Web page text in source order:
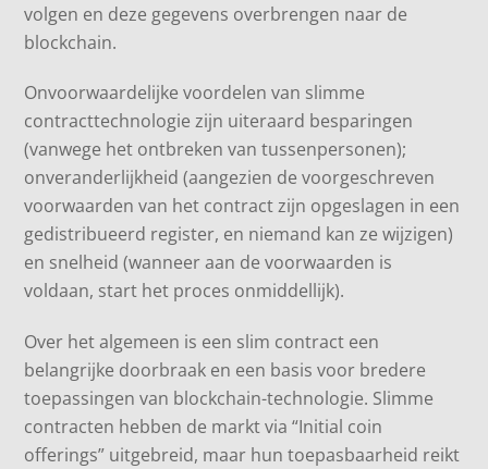
volgen en deze gegevens overbrengen naar de
blockchain.
Onvoorwaardelijke voordelen van slimme
contracttechnologie zijn uiteraard besparingen
(vanwege het ontbreken van tussenpersonen);
onveranderlijkheid (aangezien de voorgeschreven
voorwaarden van het contract zijn opgeslagen in een
gedistribueerd register, en niemand kan ze wijzigen)
en snelheid (wanneer aan de voorwaarden is
voldaan, start het proces onmiddellijk).
Over het algemeen is een slim contract een
belangrijke doorbraak en een basis voor bredere
toepassingen van blockchain-technologie. Slimme
contracten hebben de markt via “Initial coin
offerings” uitgebreid, maar hun toepasbaarheid reikt